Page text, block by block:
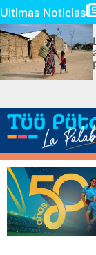
Ultimas Noticias